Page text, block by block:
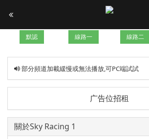
默認 線路一 線路二
部分頻道加載緩慢或無法播放,可PC端試試
广告位招租
關於Sky Racing 1